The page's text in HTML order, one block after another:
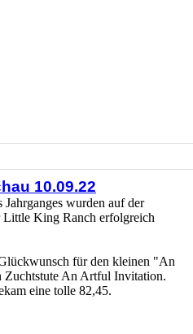
10.09.22
wurden auf der
Little King Ranch erfolgreich
für den kleinen "An
Zuchtstute An Artful Invitation.
eine tolle 82,45.